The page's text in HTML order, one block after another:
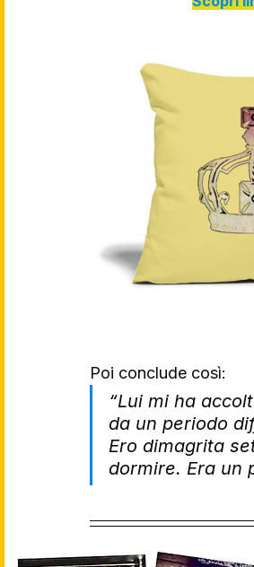
Poi conclude così:
“Lui mi ha
da un periodo
Ero dimagrita
dormire. Era un